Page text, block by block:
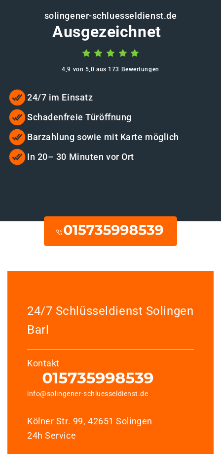
solingener-schluesseldienst.de
Ausgezeichnet
4,9 von 5,0 aus 173 Bewertungen
24/7 im Einsatz
Schadenfreie Türöffnung
Barzahlung sowie mit Karte möglich
In 20– 30 Minuten vor Ort
24/7 Schlüsseldienst Solingen
Barl
Kontakt
info@solingener-schluesseldienst.de
Kölner Str. 99, 42651 Solingen
24h Service